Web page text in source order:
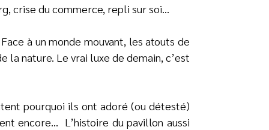
crise du commerce, repli sur soi…
à un monde mouvant, les atouts de
nature. Le vrai luxe de demain, c’est
pourquoi ils ont adoré (ou détesté)
encore… L’histoire du pavillon aussi